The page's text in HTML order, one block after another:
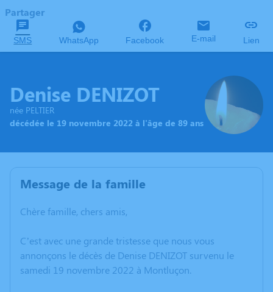
Partager
SMS WhatsApp Facebook E-mail Lien
Denise DENIZOT
née PELTIER
décédée le 19 novembre 2022 à l'âge de 89 ans
Message de la famille
Chère famille, chers amis,
C’est avec une grande tristesse que nous vous
annonçons le décès de Denise DENIZOT survenu le
samedi 19 novembre 2022 à Montluçon.